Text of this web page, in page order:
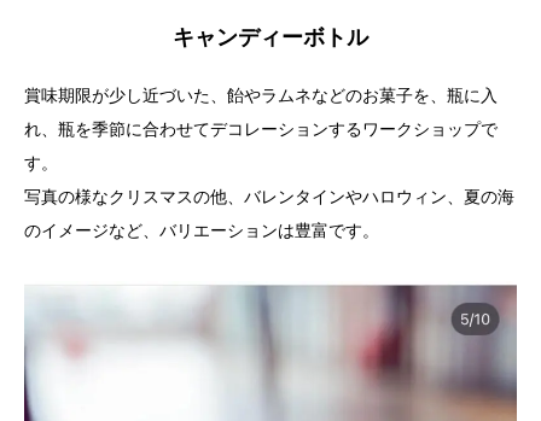
キャンディーボトル
賞味期限が少し近づいた、飴やラムネなどのお菓子を、瓶に入
れ、瓶を季節に合わせてデコレーションするワークショップで
す。
写真の様なクリスマスの他、バレンタインやハロウィン、夏の海
のイメージなど、バリエーションは豊富です。